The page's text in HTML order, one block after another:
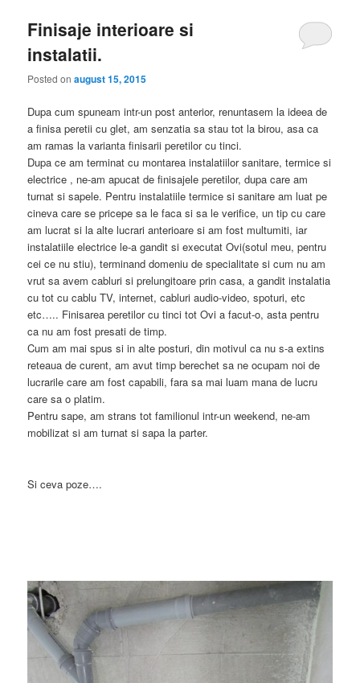
Finisaje interioare si
instalatii.
Posted onaugust 15, 2015
Dupa cum spuneam intr-un post anterior, renuntasem la ideea de
a finisa peretii cu glet, am senzatia sa stau tot la birou, asa ca
am ramas la varianta finisarii peretilor cu tinci.
Dupa ce am terminat cu montarea instalatiilor sanitare, termice si
electrice , ne-am apucat de finisajele peretilor, dupa care am
turnat si sapele. Pentru instalatiile termice si sanitare am luat pe
cineva care se pricepe sa le faca si sa le verifice, un tip cu care
am lucrat si la alte lucrari anterioare si am fost multumiti, iar
instalatiile electrice le-a gandit si executat Ovi(sotul meu, pentru
cei ce nu stiu), terminand domeniu de specialitate si cum nu am
vrut sa avem cabluri si prelungitoare prin casa, a gandit instalatia
cu tot cu cablu TV, internet, cabluri audio-video, spoturi, etc
etc….. Finisarea peretilor cu tinci tot Ovi a facut-o, asta pentru
ca nu am fost presati de timp.
Cum am mai spus si in alte posturi, din motivul ca nu s-a extins
reteaua de curent, am avut timp berechet sa ne ocupam noi de
lucrarile care am fost capabili, fara sa mai luam mana de lucru
care sa o platim.
Pentru sape, am strans tot familionul intr-un weekend, ne-am
mobilizat si am turnat si sapa la parter.
Si ceva poze….